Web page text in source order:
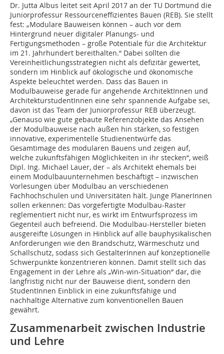
Dr. Jutta Albus leitet seit April 2017 an der TU Dortmund die
Juniorprofessur Ressourceneffizientes Bauen (REB). Sie stellt
fest: „Modulare Bauweisen können – auch vor dem
Hintergrund neuer digitaler Planungs- und
Fertigungsmethoden – große Potentiale für die Architektur
im 21. Jahrhundert bereithalten.“ Dabei sollten die
Vereinheitlichungsstrategien nicht als defizitär gewertet,
sondern im Hinblick auf ökologische und ökonomische
Aspekte beleuchtet werden. Dass das Bauen in
Modulbauweise gerade für angehende ArchitektInnen und
ArchitekturstudentInnen eine sehr spannende Aufgabe sei,
davon ist das Team der Juniorprofessur REB überzeugt.
„Genauso wie gute gebaute Referenzobjekte das Ansehen
der Modulbauweise nach außen hin stärken, so festigen
innovative, experimentelle Studienentwürfe das
Gesamtimage des modularen Bauens und zeigen auf,
welche zukunftsfähigen Möglichkeiten in ihr stecken“, weiß
Dipl. Ing. Michael Lauer, der – als Architekt ehemals bei
einem Modulbauunternehmen beschäftigt – inzwischen
Vorlesungen über Modulbau an verschiedenen
Fachhochschulen und Universitäten hält. Junge PlanerInnen
sollen erkennen: Das vorgefertigte Modulbau-Raster
reglementiert nicht nur, es wirkt im Entwurfsprozess im
Gegenteil auch befreiend. Die Modulbau-Hersteller bieten
ausgereifte Lösungen in Hinblick auf alle bauphysikalischen
Anforderungen wie den Brandschutz, Wärmeschutz und
Schallschutz, sodass sich GestalterInnen auf konzeptionelle
Schwerpunkte konzentrieren können. Damit stellt sich das
Engagement in der Lehre als „Win-win-Situation“ dar, die
langfristig nicht nur der Bauweise dient, sondern den
StudentInnen Einblick in eine zukunftsfähige und
nachhaltige Alternative zum konventionellen Bauen
gewährt.
Zusammenarbeit zwischen Industrie
und Lehre